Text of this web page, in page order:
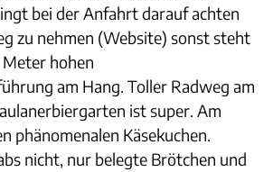
bei der Anfahrt darauf achten
zu nehmen (Website) sonst steht
Meter hohen
am Hang. Toller Radweg am
ist super. Am
phänomenalen Käsekuchen.
nicht, nur belegte Brötchen und